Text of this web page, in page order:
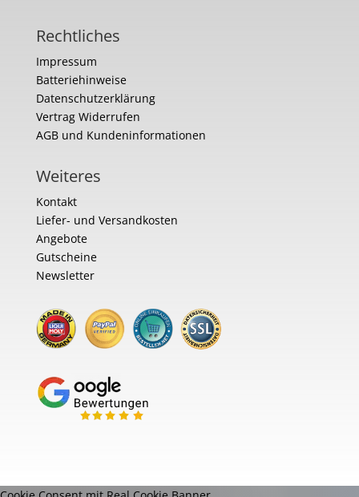
Rechtliches
Impressum
Batteriehinweise
Datenschutzerklärung
Vertrag Widerrufen
AGB und Kundeninformationen
Weiteres
Kontakt
Liefer- und Versandkosten
Angebote
Gutscheine
Newsletter